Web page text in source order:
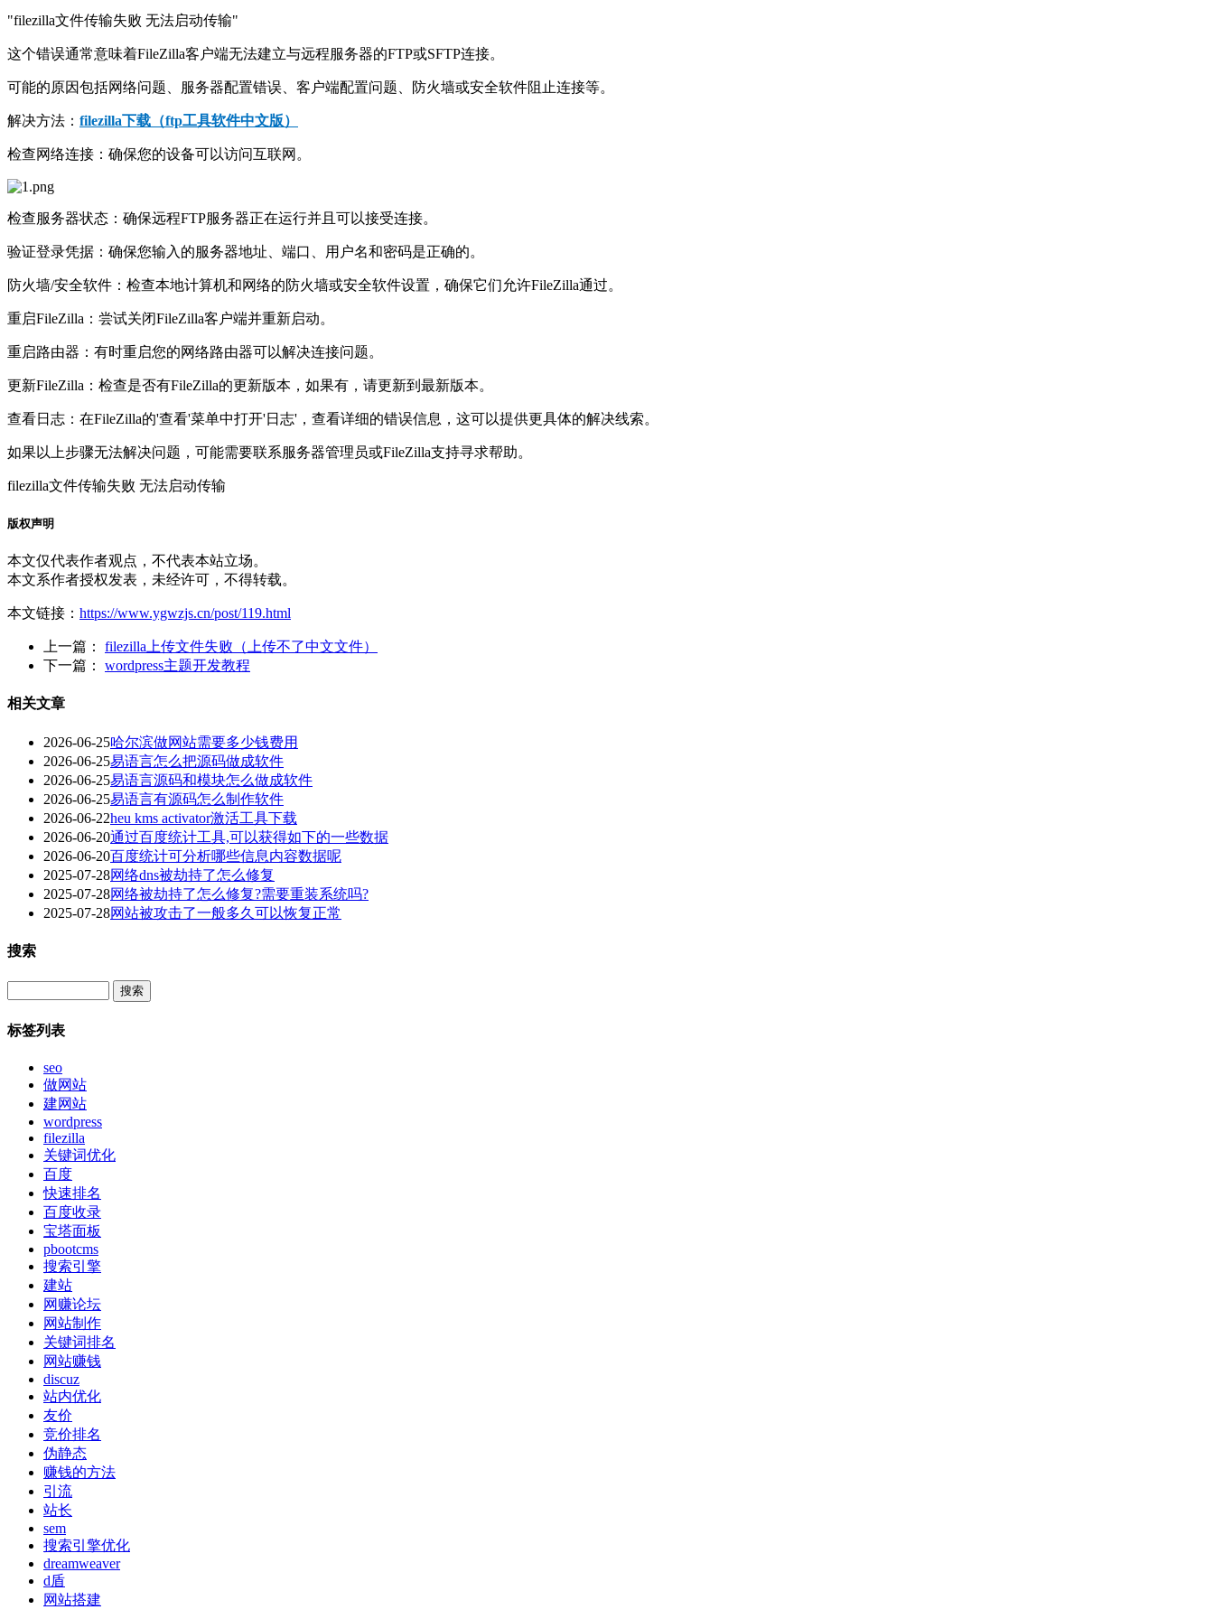
"filezilla文件传输失败 无法启动传输"
这个错误通常意味着FileZilla客户端无法建立与远程服务器的FTP或SFTP连接。
可能的原因包括网络问题、服务器配置错误、客户端配置问题、防火墙或安全软件阻止连接等。
解决方法： filezilla下载（ftp工具软件中文版）
检查网络连接：确保您的设备可以访问互联网。
检查服务器状态：确保远程FTP服务器正在运行并且可以接受连接。
验证登录凭据：确保您输入的服务器地址、端口、用户名和密码是正确的。
防火墙/安全软件：检查本地计算机和网络的防火墙或安全软件设置，确保它们允许FileZilla通过。
重启FileZilla：尝试关闭FileZilla客户端并重新启动。
重启路由器：有时重启您的网络路由器可以解决连接问题。
更新FileZilla：检查是否有FileZilla的更新版本，如果有，请更新到最新版本。
查看日志：在FileZilla的'查看'菜单中打开'日志'，查看详细的错误信息，这可以提供更具体的解决线索。
如果以上步骤无法解决问题，可能需要联系服务器管理员或FileZilla支持寻求帮助。
filezilla文件传输失败 无法启动传输
版权声明
本文仅代表作者观点，不代表本站立场。
本文系作者授权发表，未经许可，不得转载。
本文链接： https://www.ygwzjs.cn/post/119.html
上一篇： filezilla上传文件失败（上传不了中文文件）
下一篇： wordpress主题开发教程
相关文章
2026-06-25哈尔滨做网站需要多少钱费用
2026-06-25易语言怎么把源码做成软件
2026-06-25易语言源码和模块怎么做成软件
2026-06-25易语言有源码怎么制作软件
2026-06-22heu kms activator激活工具下载
2026-06-20通过百度统计工具,可以获得如下的一些数据
2026-06-20百度统计可分析哪些信息内容数据呢
2025-07-28网络dns被劫持了怎么修复
2025-07-28网络被劫持了怎么修复?需要重装系统吗?
2025-07-28网站被攻击了一般多久可以恢复正常
搜索
标签列表
seo
做网站
建网站
wordpress
filezilla
关键词优化
百度
快速排名
百度收录
宝塔面板
pbootcms
搜索引擎
建站
网赚论坛
网站制作
关键词排名
网站赚钱
discuz
站内优化
友价
竞价排名
伪静态
赚钱的方法
引流
站长
sem
搜索引擎优化
dreamweaver
d盾
网站搭建